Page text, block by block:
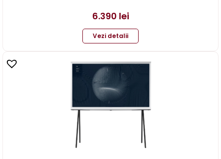
6.390 lei
Vezi detalii